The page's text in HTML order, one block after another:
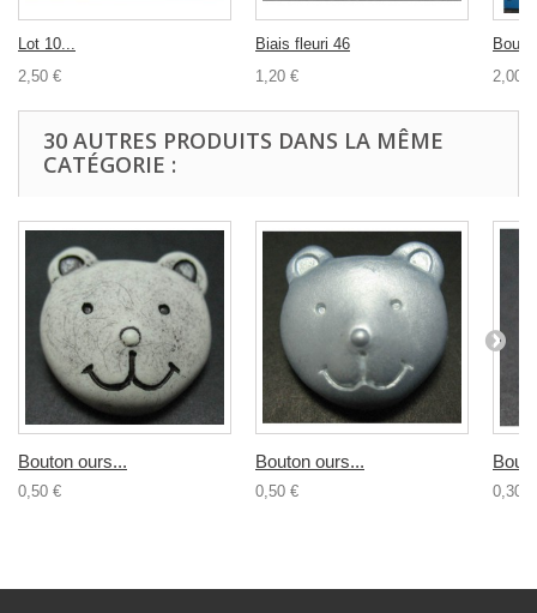
Lot 10...
2,50 €
Biais fleuri 46
1,20 €
2,00 €
30 AUTRES PRODUITS DANS LA MÊME
CATÉGORIE :
Bouton ours...
0,50 €
Bouton ours...
0,50 € 0,30 €